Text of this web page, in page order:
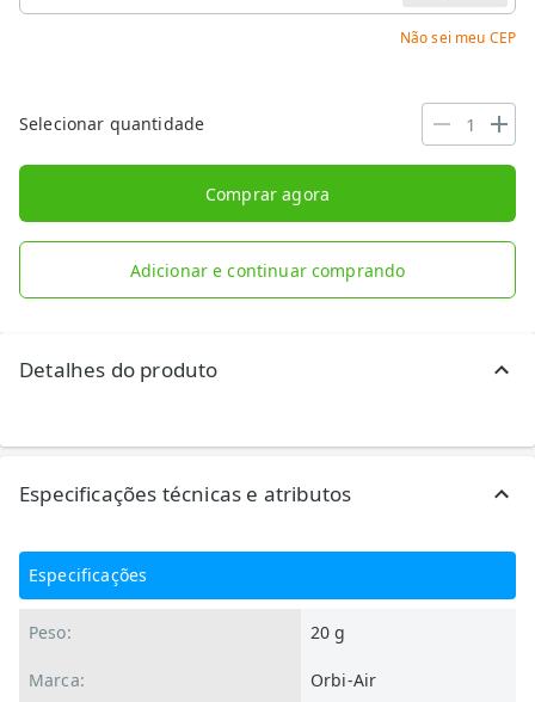
Não sei meu CEP
Selecionar quantidade
Comprar agora
Adicionar e continuar comprando
Detalhes do produto
Especificações técnicas e atributos
Especificações
Peso: 20 g
Marca: Orbi-Air